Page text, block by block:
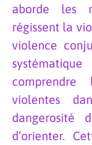
aborde les
régissent la
violence
violentes
dangerosité
d’orienter.